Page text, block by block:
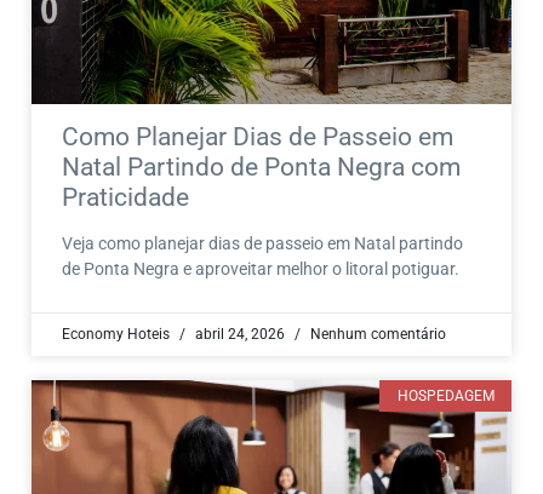
Como Planejar Dias de Passeio em
Natal Partindo de Ponta Negra com
Praticidade
Veja como planejar dias de passeio em Natal partindo
de Ponta Negra e aproveitar melhor o litoral potiguar.
Economy Hoteis abril 24, 2026 Nenhum comentário
HOSPEDAGEM